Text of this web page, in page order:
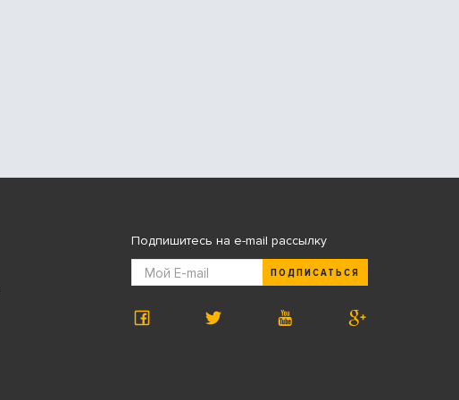
Подпишитесь на e-mail рассылку
ПОДПИСАТЬСЯ